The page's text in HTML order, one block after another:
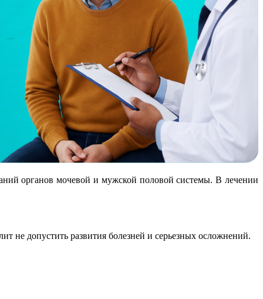
органов мочевой и мужской половой системы. В лечении
не допустить развития болезней и серьезных осложнений.